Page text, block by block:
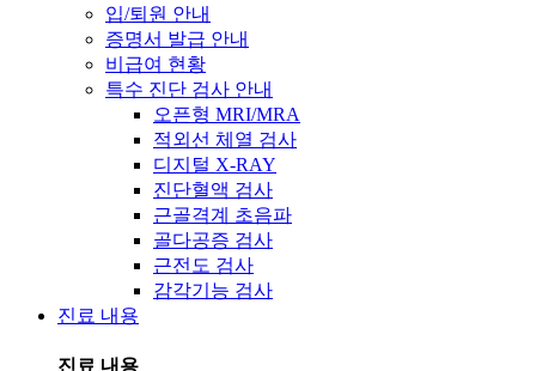
입/퇴원 안내
증명서 발급 안내
비급여 현황
특수 진단 검사 안내
오픈형 MRI/MRA
적외선 체열 검사
디지털 X-RAY
진단혈액 검사
근골격계 초음파
골다공증 검사
근전도 검사
감각기능 검사
진료 내용
진료 내용